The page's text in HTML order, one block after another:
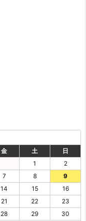
金 土
日
1
2
7 8
9
14 15
16
21 22
23
28 29 30